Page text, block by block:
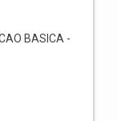
BASICA -